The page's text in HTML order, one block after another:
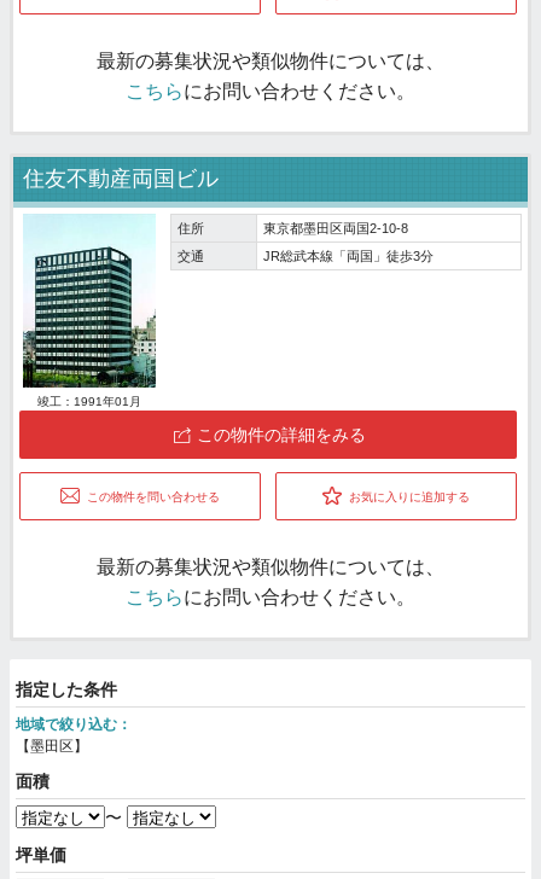
最新の募集状況や類似物件については、
こちらにお問い合わせください。
住友不動産両国ビル
竣工：1991年01月
住所
東京都墨田区両国2-10-8
交通
JR総武本線「両国」徒歩3分
この物件の詳細をみる
この物件を問い合わせる お気に入りに追加する
最新の募集状況や類似物件については、
こちらにお問い合わせください。
指定した条件
地域で絞り込む：
【墨田区】
面積
〜
坪単価